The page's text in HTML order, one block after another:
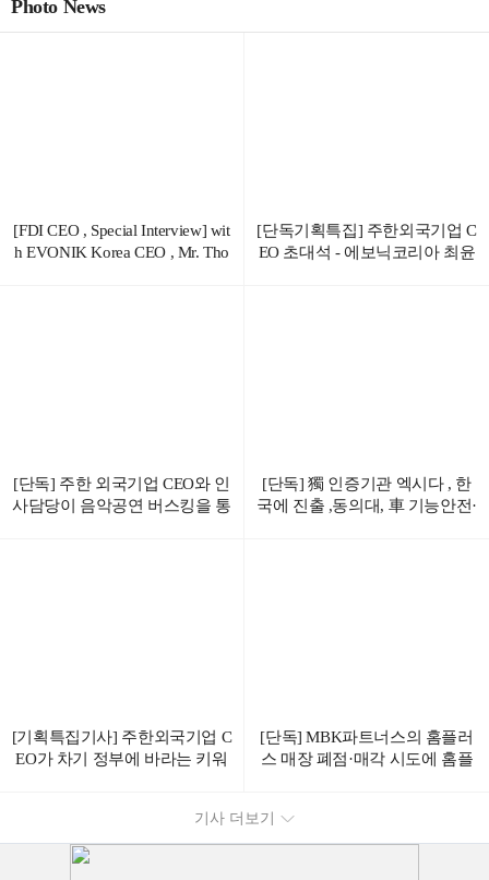
Photo News
[FDI CEO , Special Interview] wit
h EVONIK Korea CEO , Mr. Tho
[단독기획특집] 주한외국기업 C
EO 초대석 - 에보닉코리아 최윤
[단독] 주한 외국기업 CEO와 인
사담당이 음악공연 버스킹을 통
[단독] 獨 인증기관 엑시다 , 한
국에 진출 ,동의대, 車 기능안전·
[기획특집기사] 주한외국기업 C
EO가 차기 정부에 바라는 키워
[단독] MBK파트너스의 홈플러
스 매장 폐점·매각 시도에 홈플
기사 더보기